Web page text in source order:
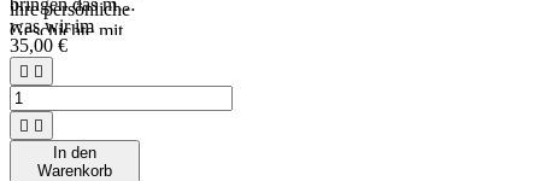
ihre persönliche
Geschichte mit
dem Instrument
zu nähren.
was wir im
Allgemeinen in
Praktika lernen,
die kleinen
Extras, die den
Unterschied
machen.
35,00 €
 
 
In den
Warenkorb